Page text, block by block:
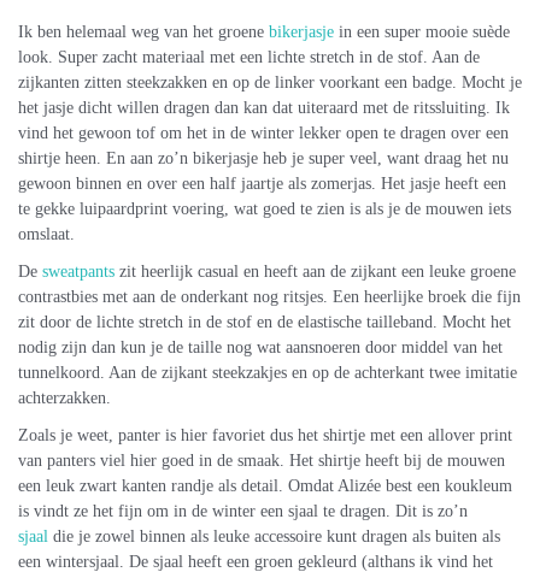
Ik ben helemaal weg van het groene bikerjasje in een super mooie suède
look. Super zacht materiaal met een lichte stretch in de stof. Aan de
zijkanten zitten steekzakken en op de linker voorkant een badge. Mocht je
het jasje dicht willen dragen dan kan dat uiteraard met de ritssluiting. Ik
vind het gewoon tof om het in de winter lekker open te dragen over een
shirtje heen. En aan zo’n bikerjasje heb je super veel, want draag het nu
gewoon binnen en over een half jaartje als zomerjas. Het jasje heeft een
te gekke luipaardprint voering, wat goed te zien is als je de mouwen iets
omslaat.
De sweatpants zit heerlijk casual en heeft aan de zijkant een leuke groene
contrastbies met aan de onderkant nog ritsjes. Een heerlijke broek die fijn
zit door de lichte stretch in de stof en de elastische tailleband. Mocht het
nodig zijn dan kun je de taille nog wat aansnoeren door middel van het
tunnelkoord. Aan de zijkant steekzakjes en op de achterkant twee imitatie
achterzakken.
Zoals je weet, panter is hier favoriet dus het shirtje met een allover print
van panters viel hier goed in de smaak. Het shirtje heeft bij de mouwen
een leuk zwart kanten randje als detail. Omdat Alizée best een koukleum
is vindt ze het fijn om in de winter een sjaal te dragen. Dit is zo’n
sjaal die je zowel binnen als leuke accessoire kunt dragen als buiten als
een wintersjaal. De sjaal heeft een groen gekleurd (althans ik vind het